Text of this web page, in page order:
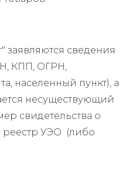
заявляются сведения
КПП, ОГРН,
населенный пункт), а
несуществующий
свидетельства о
реестр УЭО (либо